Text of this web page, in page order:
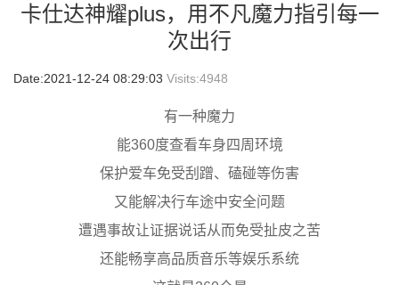
卡仕达神耀plus，用不凡魔力指引每一
次出行
Date:2021-12-24 08:29:03 Visits:4948
有一种魔力
能360度查看车身四周环境
保护爱车免受刮蹭、磕碰等伤害
又能解决行车途中安全问题
遭遇事故让证据说话从而免受扯皮之苦
还能畅享高品质音乐等娱乐系统